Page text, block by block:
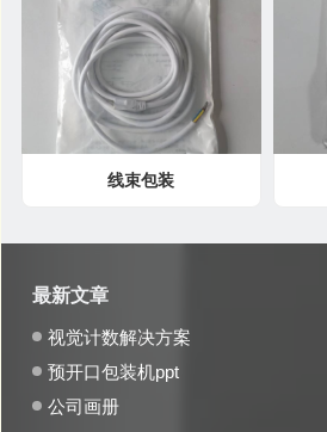
线束包装
最新文章
视觉计数解决方案
预开口包装机ppt
公司画册